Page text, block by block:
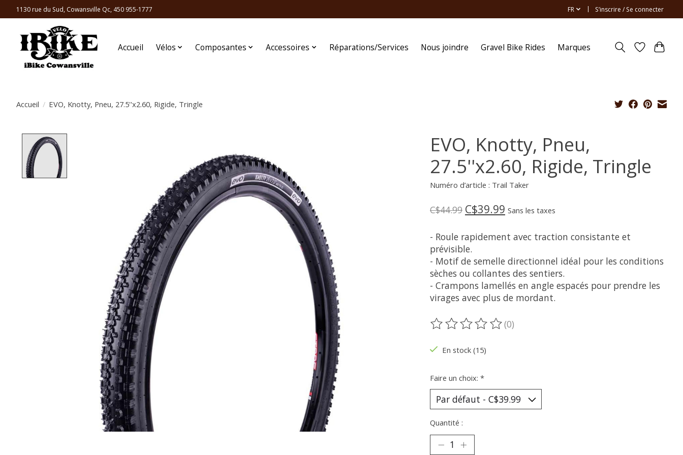
1130 rue du Sud, Cowansville Qc, 450 955-1777 FR S’inscrire / Se connecter
Accueil Vélos Composantes Accessoires Réparations/Services Nous joindre Gravel Bike Rides Marques
Accueil / EVO, Knotty, Pneu, 27.5''x2.60, Rigide, Tringle
EVO, Knotty, Pneu,
27.5''x2.60, Rigide, Tringle
Numéro d’article : Trail Taker
C$44.99 C$39.99 Sans les taxes
- Roule rapidement avec traction consistante et
prévisible.
- Motif de semelle directionnel idéal pour les conditions
sèches ou collantes des sentiers.
- Crampons lamellés en angle espacés pour prendre les
virages avec plus de mordant.
Ce produit est évalué à
(0)
En stock (15)
Faire un choix: *
Quantité :